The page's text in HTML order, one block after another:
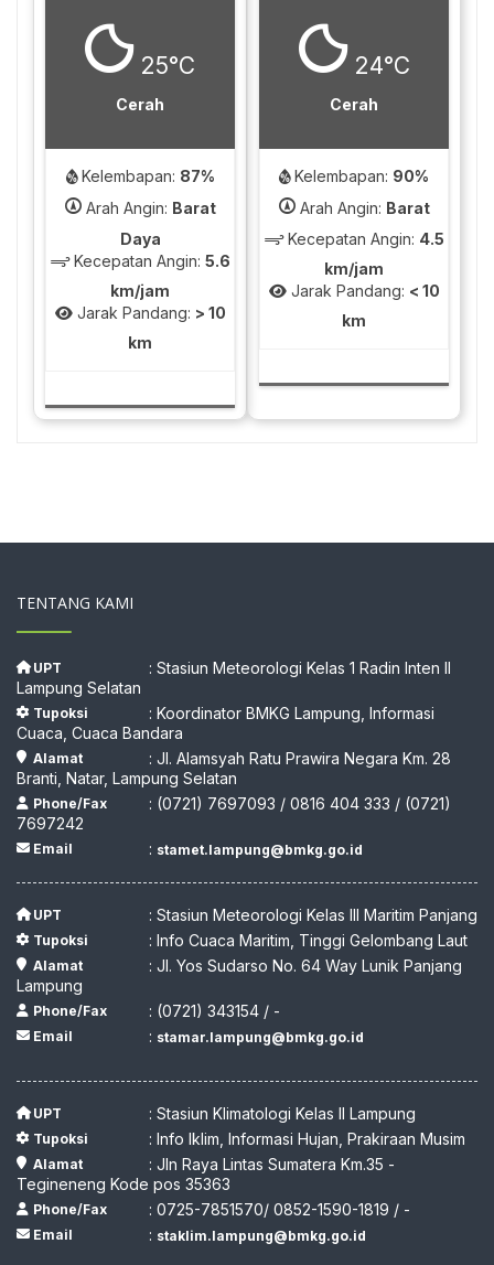
25°C
Cerah
Kelembapan: 87%
Arah Angin: Barat
Daya
Kecepatan Angin: 5.6
km/jam
Jarak Pandang: > 10
km
24°C
Cerah
Kelembapan: 90%
Arah Angin: Barat
Kecepatan Angin: 4.5
km/jam
Jarak Pandang: < 10
km
TENTANG KAMI
UPT
: Stasiun Meteorologi Kelas 1 Radin Inten II
Lampung Selatan
Tupoksi
: Koordinator BMKG Lampung, Informasi
Cuaca, Cuaca Bandara
Alamat
: Jl. Alamsyah Ratu Prawira Negara Km. 28
Branti, Natar, Lampung Selatan
Phone/Fax
: (0721) 7697093 / 0816 404 333 / (0721)
7697242
Email : stamet.lampung@bmkg.go.id
UPT : Stasiun Meteorologi Kelas III Maritim Panjang
Tupoksi : Info Cuaca Maritim, Tinggi Gelombang Laut
Alamat
: Jl. Yos Sudarso No. 64 Way Lunik Panjang
Lampung
Phone/Fax : (0721) 343154 / -
Email : stamar.lampung@bmkg.go.id
UPT : Stasiun Klimatologi Kelas II Lampung
Tupoksi : Info Iklim, Informasi Hujan, Prakiraan Musim
Alamat
: Jln Raya Lintas Sumatera Km.35 -
Tegineneng Kode pos 35363
Phone/Fax : 0725-7851570/ 0852-1590-1819 / -
Email : staklim.lampung@bmkg.go.id